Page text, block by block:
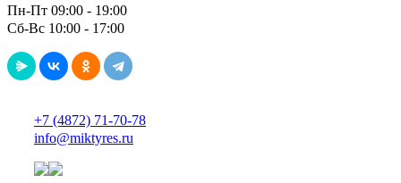
Пн-Пт 09:00 - 19:00
Сб-Вс 10:00 - 17:00
+7 (4872) 71-70-78
info@miktyres.ru